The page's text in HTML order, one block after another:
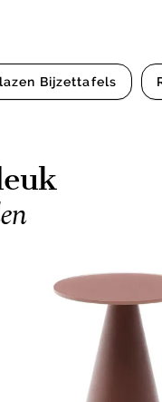
Bijzettafels